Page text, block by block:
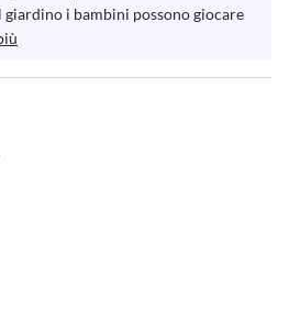
giardino i bambini possono giocare